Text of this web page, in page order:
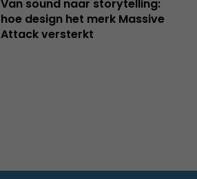
Van sound naar storytelling:
hoe design het merk Massive
Attack versterkt